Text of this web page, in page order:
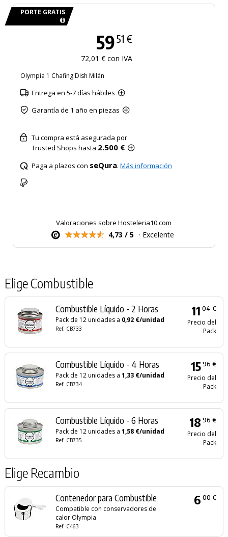
PORTE GRATIS
5951 €
72,01 € con IVA
Olympia 1 Chafing Dish Milán
Entrega en 5-7 días hábiles
Garantía de 1 año en piezas
Tu compra está asegurada por
Trusted Shops hasta 2.500 €
Paga a plazos con seQura.Más información
Valoraciones sobre Hosteleria10.com
4,73 / 5 · Excelente
Elige Combustible
Combustible Líquido - 2 Horas
Pack de 12 unidades a 0,92 €/unidad
Ref. CB733
11 04 €
Precio del
Pack
Combustible Líquido - 4 Horas
Pack de 12 unidades a 1,33 €/unidad
Ref. CB734
1596 €
Precio del
Pack
Combustible Líquido - 6 Horas
Pack de 12 unidades a 1,58 €/unidad
Ref. CB735
18 96 €
Precio del
Pack
Elige Recambio
Contenedor para Combustible
Compatible con conservadores de
calor Olympia
Ref. C463
6 00 €